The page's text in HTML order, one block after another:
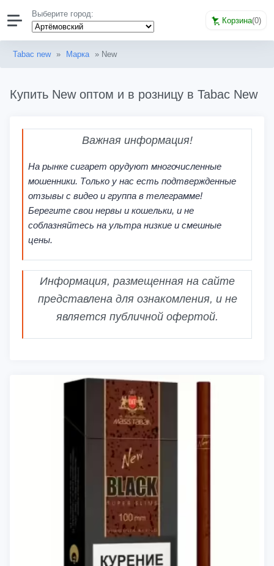
Выберите город:
Корзина(0)
Tabac new » Марка » New
Купить New оптом и в розницу в Tabac New
Важная информация!
На рынке сигарет орудуют многочисленные
мошенники. Только у нас есть подтвержденные
отзывы с видео и группа в телеграмме!
Берегите свои нервы и кошельки, и не
соблазняйтесь на ультра низкие и смешные
цены.
Информация, размещенная на сайте
представлена для ознакомления, и не
является публичной офертой.